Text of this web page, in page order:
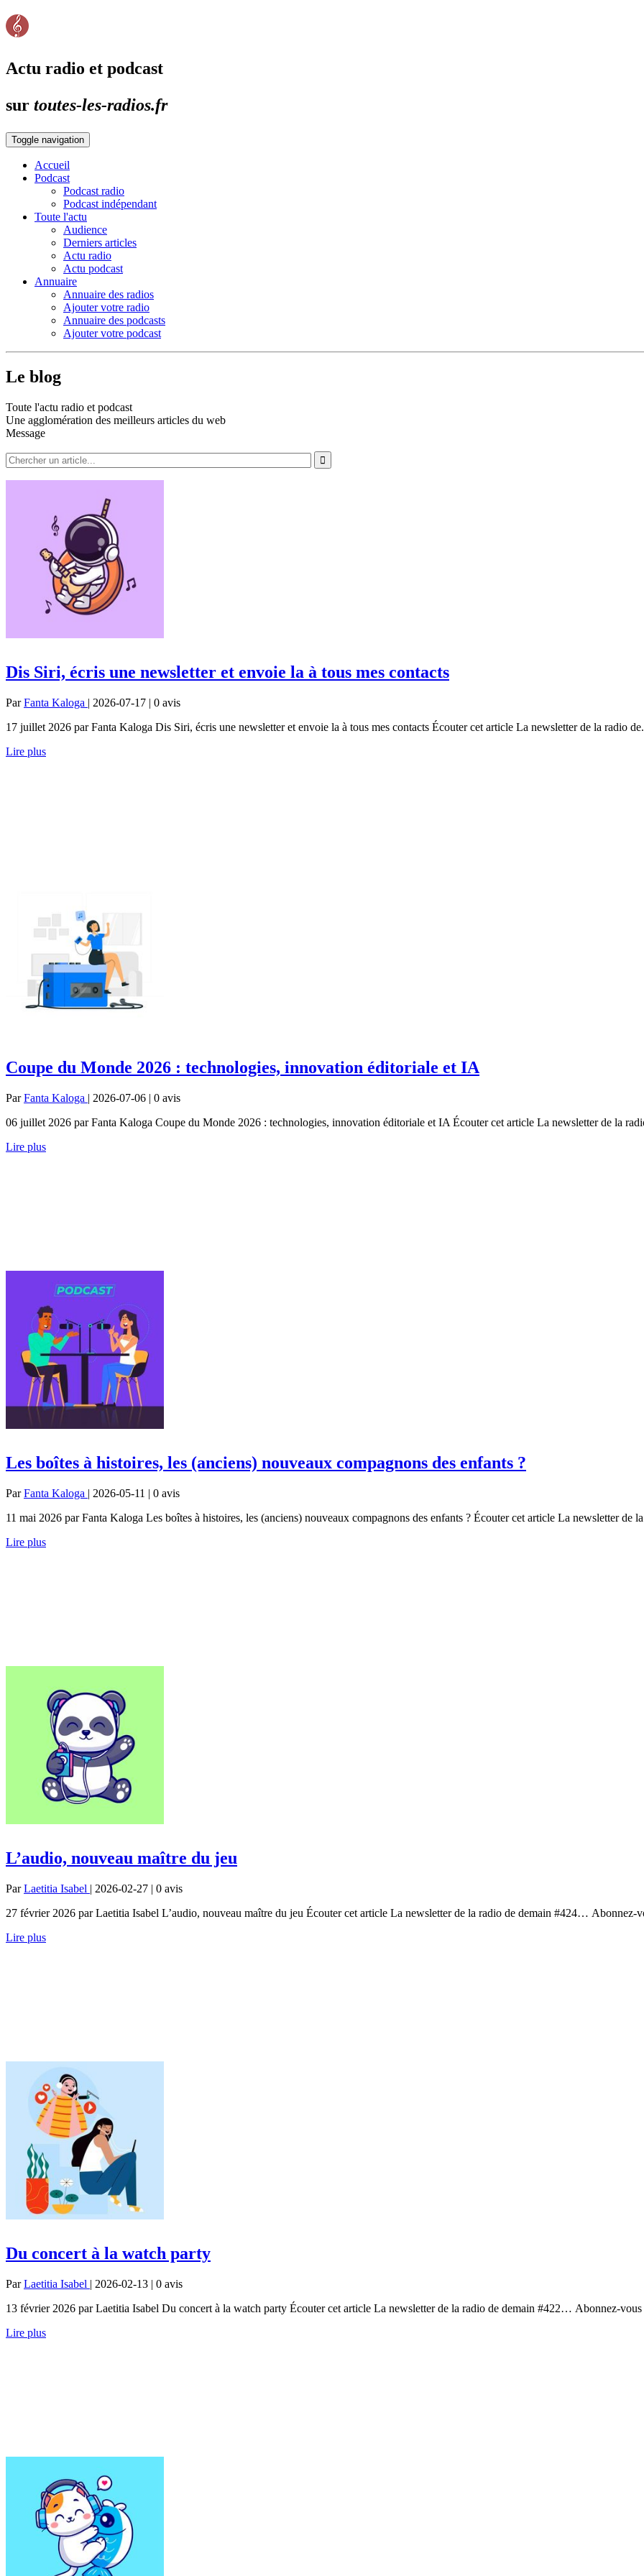
Actu radio et podcast
sur toutes-les-radios.fr
Toggle navigation
Accueil
Podcast
Podcast radio
Podcast indépendant
Toute l'actu
Audience
Derniers articles
Actu radio
Actu podcast
Annuaire
Annuaire des radios
Ajouter votre radio
Annuaire des podcasts
Ajouter votre podcast
Le blog
Toute l'actu radio et podcast
Une agglomération des meilleurs articles du web
Message
Dis Siri, écris une newsletter et envoie la à tous mes contacts
ParFanta Kaloga | 2026-07-17 | 0 avis
17 juillet 2026 par Fanta Kaloga Dis Siri, écris une newsletter et envoie la à tous mes contacts Écouter cet article La newsletter de la radio
Lire plus
Coupe du Monde 2026 : technologies, innovation éditoriale et IA
ParFanta Kaloga | 2026-07-06 | 0 avis
06 juillet 2026 par Fanta Kaloga Coupe du Monde 2026 : technologies, innovation éditoriale et IA Écouter cet article La newsletter de la
Lire plus
Les boîtes à histoires, les (anciens) nouveaux compagnons des enfants ?
ParFanta Kaloga | 2026-05-11 | 0 avis
11 mai 2026 par Fanta Kaloga Les boîtes à histoires, les (anciens) nouveaux compagnons des enfants ? Écouter cet article La newsletter de
Lire plus
L’audio, nouveau maître du jeu
ParLaetitia Isabel | 2026-02-27 | 0 avis
27 février 2026 par Laetitia Isabel L’audio, nouveau maître du jeu Écouter cet article La newsletter de la radio de demain #424… Abonnez-
Lire plus
Du concert à la watch party
ParLaetitia Isabel | 2026-02-13 | 0 avis
13 février 2026 par Laetitia Isabel Du concert à la watch party Écouter cet article La newsletter de la radio de demain #422… Abonnez-
Lire plus